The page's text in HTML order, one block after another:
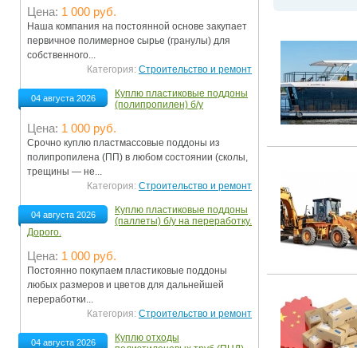
Ограничения движения транспорта на майские
Электронные транспортные карты
Цена: 1 000 руб.
Наша компания на постоянной основе закупает
первичное полимерное сырье (гранулы) для
собственного...
Категория: Строительство и ремонт
04 августа 2026
Куплю пластиковые поддоны
(полипропилен) б/у
Цена: 1 000 руб.
Срочно куплю пластмассовые поддоны из
полипропилена (ПП) в любом состоянии (сколы,
трещины — не...
Категория: Строительство и ремонт
04 августа 2026
Куплю пластиковые поддоны
(паллеты) б/у на переработку.
Дорого.
Цена: 1 000 руб.
Постоянно покупаем пластиковые поддоны
любых размеров и цветов для дальнейшей
переработки...
Категория: Строительство и ремонт
04 августа 2026
Куплю отходы